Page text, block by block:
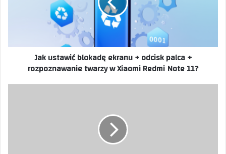
Jak ustawić blokadę ekranu + odcisk palca +
rozpoznawanie twarzy w Xiaomi Redmi Note 11?